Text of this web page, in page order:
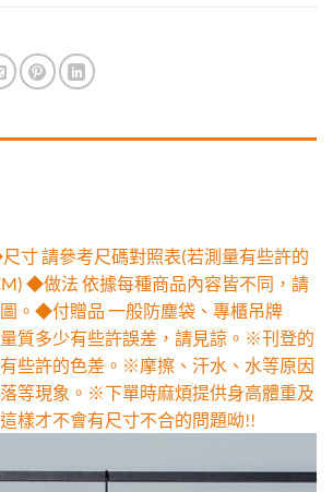
寸 請參考尺碼對照表(若測量有些許的
◆做法 依據每種商品內容皆不同，請
。◆付贈品 一般防塵袋、專櫃吊牌
質多少有些許誤差，請見諒。※刊登的
些許的色差。※摩擦、汗水、水等原因
等現象。※下單時麻煩提供身高體重及
樣才不會有尺寸不合的問題呦!!